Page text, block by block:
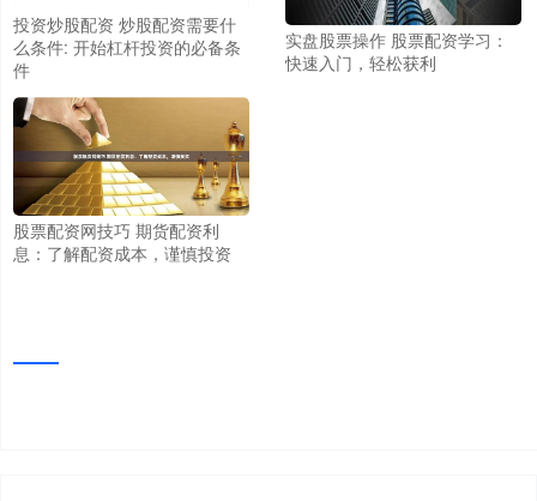
投资炒股配资 炒股配资需要什
么条件: 开始杠杆投资的必备条
件
实盘股票操作 股票配资学习：
快速入门，轻松获利
股票配资网技巧 期货配资利
息：了解配资成本，谨慎投资